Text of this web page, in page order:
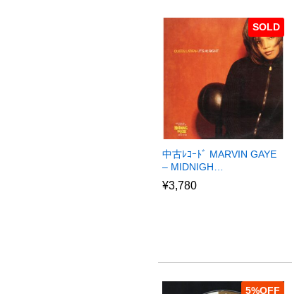
SOLD
中古ﾚｺｰﾄﾞ MARVIN GAYE
– MIDNIGH…
¥3,780
5%